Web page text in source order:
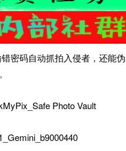
码自动抓拍入侵者，还能
Photo Vault